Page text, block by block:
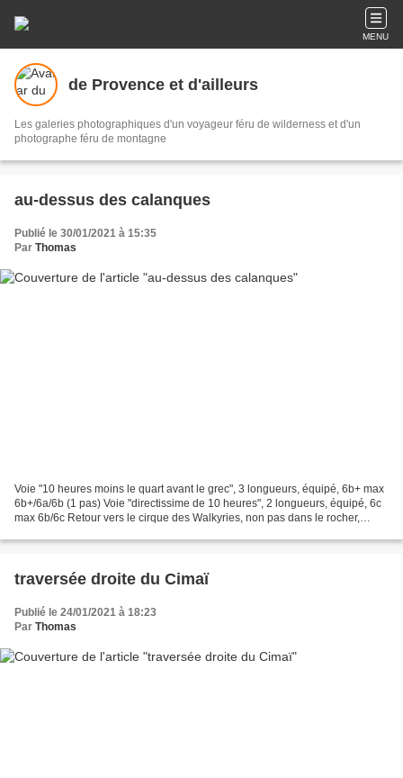
MENU
de Provence et d'ailleurs
Les galeries photographiques d'un voyageur féru de wilderness et d'un
photographe féru de montagne
au-dessus des calanques
Publié le 30/01/2021 à 15:35
Par Thomas
Voie "10 heures moins le quart avant le grec", 3 longueurs, équipé, 6b+ max
6b+/6a/6b (1 pas) Voie "directissime de 10 heures", 2 longueurs, équipé, 6c
max 6b/6c Retour vers le cirque des Walkyries, non pas dans le rocher,
traversée droite du Cimaï
Publié le 24/01/2021 à 18:23
Par Thomas